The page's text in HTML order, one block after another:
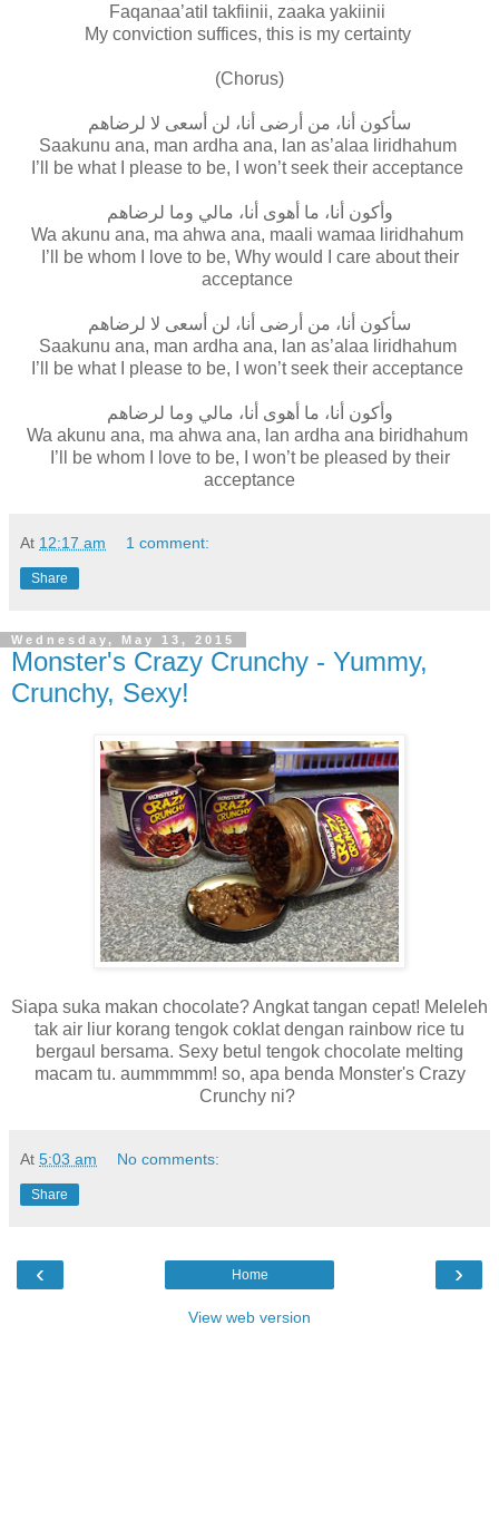
Faqanaa’atil takfiinii, zaaka yakiinii
My conviction suffices, this is my certainty
(Chorus)
Saakunu ana, man ardha ana, lan as’alaa liridhahum
I’ll be what I please to be, I won’t seek their acceptance
Wa akunu ana, ma ahwa ana, maali wamaa liridhahum
I’ll be whom I love to be, Why would I care about their
acceptance
Saakunu ana, man ardha ana, lan as’alaa liridhahum
I’ll be what I please to be, I won’t seek their acceptance
Wa akunu ana, ma ahwa ana, lan ardha ana biridhahum
I’ll be whom I love to be, I won’t be pleased by their
acceptance
At 12:17 am 1 comment:
Share
Wednesday, May 13, 2015
Monster's Crazy Crunchy - Yummy,
Crunchy, Sexy!
Siapa suka makan chocolate? Angkat tangan cepat! Meleleh
tak air liur korang tengok coklat dengan rainbow rice tu
bergaul bersama. Sexy betul tengok chocolate melting
macam tu. aummmmm! so, apa benda Monster's Crazy
Crunchy ni?
At 5:03 am No comments:
Share
‹ ›
Home
View web version